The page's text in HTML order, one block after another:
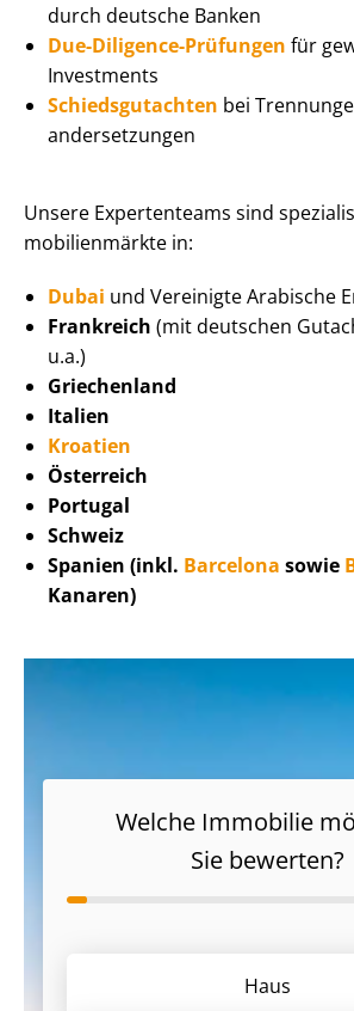
durch deutsche Banken
Due-Diligence-Prüfungen für
Investments
Schieds­gut­ach­ten bei
an­der­set­zun­gen
Unsere Expertenteams sind
mo­bi­li­en­märk­te in:
Dubai und Vereinigte Arabische
Frankreich (mit deutschen
u.a.)
Griechenland
Italien
Kroatien
Österreich
Portugal
Schweiz
Spanien (inkl. Barcelona sowie
Kanaren)
Welche Immobilie
Sie bewerten?
Haus